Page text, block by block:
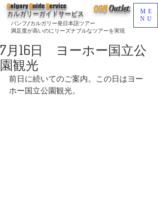
CGSOutlet
バンフ/カルガリー発日本語ツアー
満足度が高いのにリーズナブルなツアーを実現
CalgaryGuideService
カルガリーガイドサービス
ME
NU
7月16日 ヨーホー国立公
園観光
前日に続いてのご案内。この日はヨー
ホー国立公園観光。